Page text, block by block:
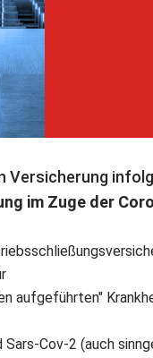
Versicherung
im Zuge der
aufgeführten"
Cov-2 (auch